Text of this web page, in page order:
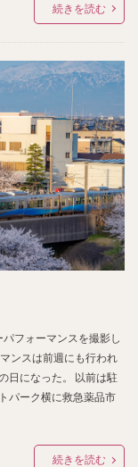
続きを読む
フォーマンスを撮影し
ンスは前週にも行われ
日になった。 以前は駐
パーク横に救急薬品市
続きを読む